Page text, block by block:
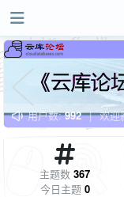
用户数:992 | 欢迎
主题数367
今日主题 0